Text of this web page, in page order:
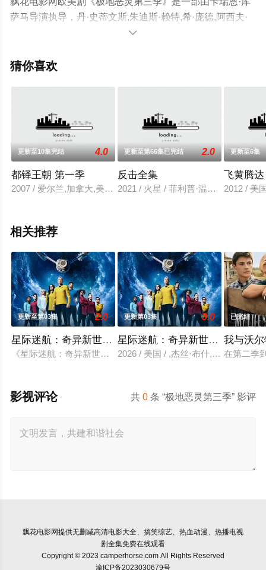
萨马导演执导，丹·史蒂文斯,朱迪斯·赖特,希·庞德,阿西夫·
曼德维,迈克尔·阿伦诺夫,b,菲利普·埃廷格,胡安尼·费利
机免费观看高清未删减完整版电视剧全集就上飘花影院，

猜你喜欢
更新至10集完结 4.0
都铎王朝 第一季
2007 / 爱尔兰,加拿大,美国 / 乔纳森·莱斯·梅耶斯山姆·尼尔杰瑞米
更新至第66集已完结 2.0
反击全集
2021 / 火星 / 菲利普·温彻斯特,苏利
更新至6集
飞黄腾
2012 / 美
相关推荐
更新至第03集 2.0
星际迷航：奇异新世界第四季
《星际迷航：奇异新世界》已续订第四季。
更新第03集 3.0
星际迷航：奇异新世界 第四季
2026 / 美国 / ,杰丝·布什,克里斯蒂娜·
已完结
我与沃
在第二季
共0 条 “极地恶灵第三季” 影评
影视评论
飘花电影网提供无删减高清电影大全、搞笑综艺、热血动漫、热播电视
剧全集免费在线观看
Copyright © 2023 camperhorse.com All Rights Reserved
渝ICP备2023030679号